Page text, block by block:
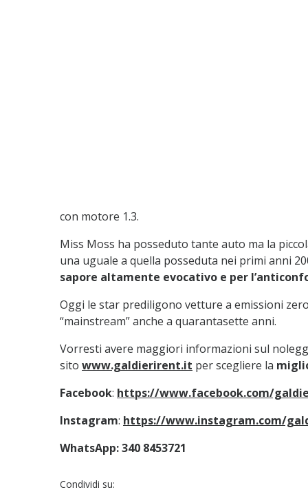
con motore 1.3.
Miss Moss ha posseduto tante auto ma la
una uguale a quella posseduta nei primi anni
sapore altamente evocativo e per
Oggi le star prediligono vetture a emissioni
“mainstream” anche a quarantasette anni.
Vorresti avere maggiori informazioni sul
sito www.galdierirent.it per scegliere la
Facebook: https://www.facebook.com/
Instagram: https://www.instagram.com/
WhatsApp: 340 8453721
Condividi su: